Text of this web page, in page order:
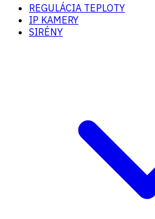
REGULÁCIA TEPLOTY
IP KAMERY
SIRÉNY